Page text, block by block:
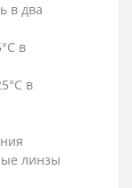
в два
в
в
линзы